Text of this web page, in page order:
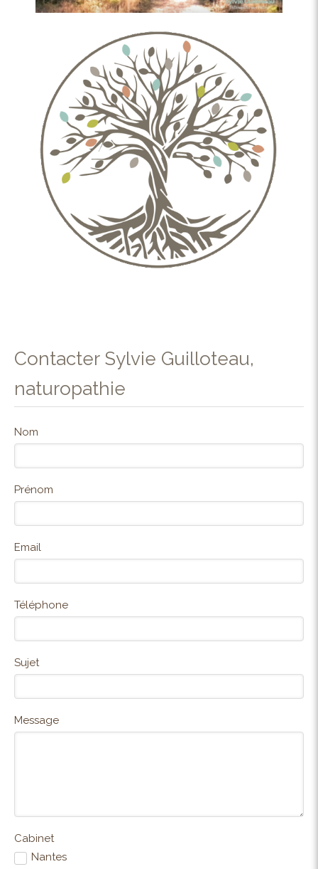
Contacter Sylvie Guilloteau,
naturopathie
Nom
Prénom
Email
Téléphone
Sujet
Message
Cabinet
Nantes